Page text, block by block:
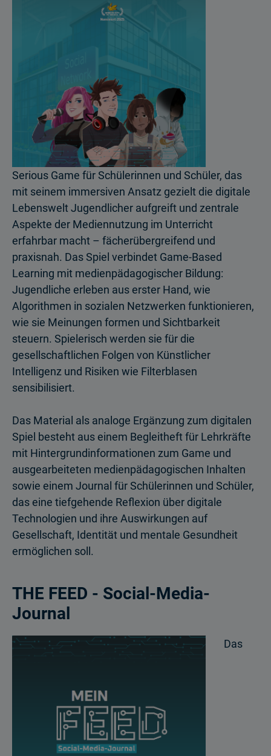
Serious Game für Schülerinnen und Schüler, das
mit seinem immersiven Ansatz gezielt die digitale
Lebenswelt Jugendlicher aufgreift und zentrale
Aspekte der Mediennutzung im Unterricht
erfahrbar macht – fächerübergreifend und
praxisnah. Das Spiel verbindet Game-Based
Learning mit medienpädagogischer Bildung:
Jugendliche erleben aus erster Hand, wie
Algorithmen in sozialen Netzwerken funktionieren,
wie sie Meinungen formen und Sichtbarkeit
steuern. Spielerisch werden sie für die
gesellschaftlichen Folgen von Künstlicher
Intelligenz und Risiken wie Filterblasen
sensibilisiert.
Das Material als analoge Ergänzung zum digitalen
Spiel besteht aus einem Begleitheft für Lehrkräfte
mit Hintergrundinformationen zum Game und
ausgearbeiteten medienpädagogischen Inhalten
sowie einem Journal für Schülerinnen und Schüler,
das eine tiefgehende Reflexion über digitale
Technologien und ihre Auswirkungen auf
Gesellschaft, Identität und mentale Gesundheit
ermöglichen soll.
THE FEED - Social-Media-
Journal
Das